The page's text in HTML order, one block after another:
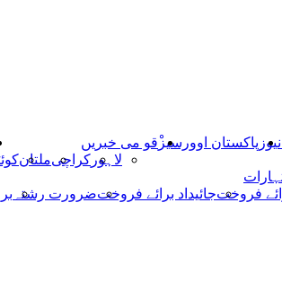
پاکستان اوورسیزْقو می خبریں
لاہور کراچیملتان
فروختجائیداد برائے فروختضرورت رشتہ